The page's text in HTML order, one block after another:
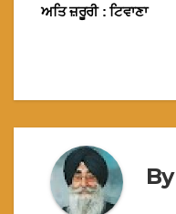
ਅਤਿ ਜ਼ਰੂਰੀ : ਟਿਵਾਣਾ
By